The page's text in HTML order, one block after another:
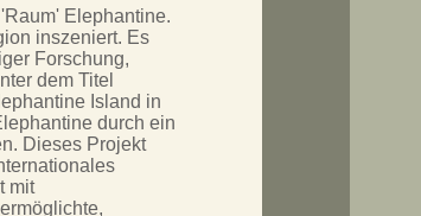
Elephantine.
inszeniert. Es
Forschung,
dem Titel
Island in
durch ein
Dieses Projekt
mit